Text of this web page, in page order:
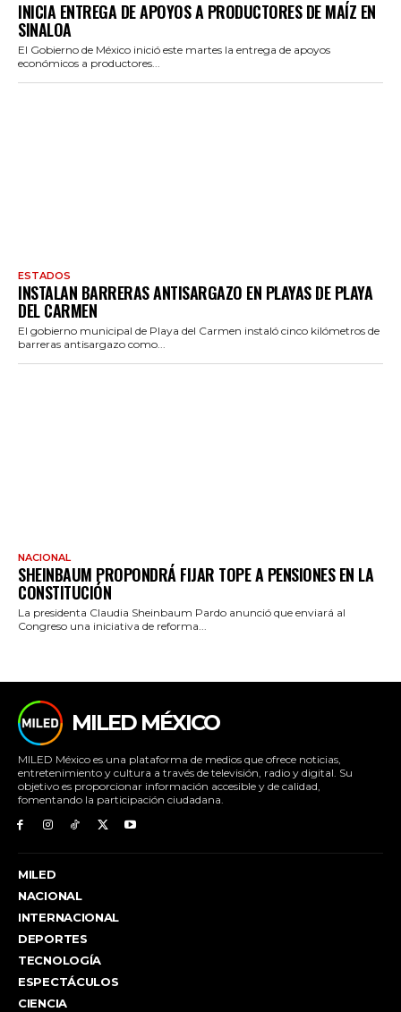
INICIA ENTREGA DE APOYOS A PRODUCTORES DE MAÍZ EN
SINALOA
El Gobierno de México inició este martes la entrega de apoyos
económicos a productores...
ESTADOS
INSTALAN BARRERAS ANTISARGAZO EN PLAYAS DE PLAYA
DEL CARMEN
El gobierno municipal de Playa del Carmen instaló cinco kilómetros de
barreras antisargazo como...
NACIONAL
SHEINBAUM PROPONDRÁ FIJAR TOPE A PENSIONES EN LA
CONSTITUCIÓN
La presidenta Claudia Sheinbaum Pardo anunció que enviará al
Congreso una iniciativa de reforma...
MILED MÉXICO
MILED México es una plataforma de medios que ofrece noticias,
entretenimiento y cultura a través de televisión, radio y digital. Su
objetivo es proporcionar información accesible y de calidad,
fomentando la participación ciudadana.
MILED
NACIONAL
INTERNACIONAL
DEPORTES
TECNOLOGÍA
ESPECTÁCULOS
CIENCIA